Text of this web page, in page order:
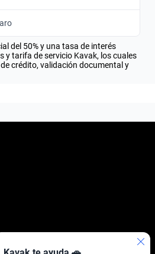
del 50% y una tasa de interés
y tarifa de servicio Kavak, los cuales
crédito, validación documental y